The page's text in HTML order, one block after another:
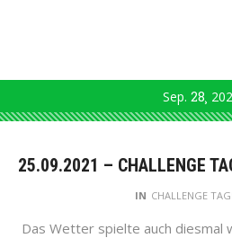
Sep. 28
25.09.2021 – CHALLENGE
IN CHALLENGE
Das Wetter spielte auch diesmal